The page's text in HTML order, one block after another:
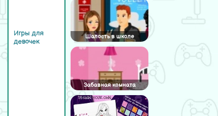
Игры для
девочек
Шалость в школе
Забавная комната